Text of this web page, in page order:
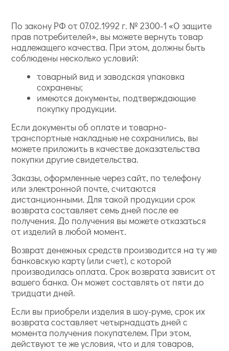
По закону РФ от 07.02.1992 г. № 2300-1 «О защите
прав потребителей», вы можете вернуть товар
надлежащего качества. При этом, должны быть
соблюдены несколько условий:
товарный вид и заводская упаковка
сохранены;
имеются документы, подтверждающие
покупку продукции.
Если документы об оплате и товарно-
транспортные накладные не сохранились, вы
можете приложить в качестве доказательства
покупки другие свидетельства.
Заказы, оформленные через сайт, по телефону
или электронной почте, считаются
дистанционными. Для такой продукции срок
возврата составляет семь дней после ее
получения. До получения вы можете отказаться
от изделий в любой момент.
Возврат денежных средств производится на ту же
банковскую карту (или счет), с которой
производилась оплата. Срок возврата зависит от
вашего банка. Он может составлять от пяти до
тридцати дней.
Если вы приобрели изделия в шоу-руме, срок их
возврата составляет четырнадцать дней с
момента получения покупателем. При этом,
действуют те же условия, что и для товаров,